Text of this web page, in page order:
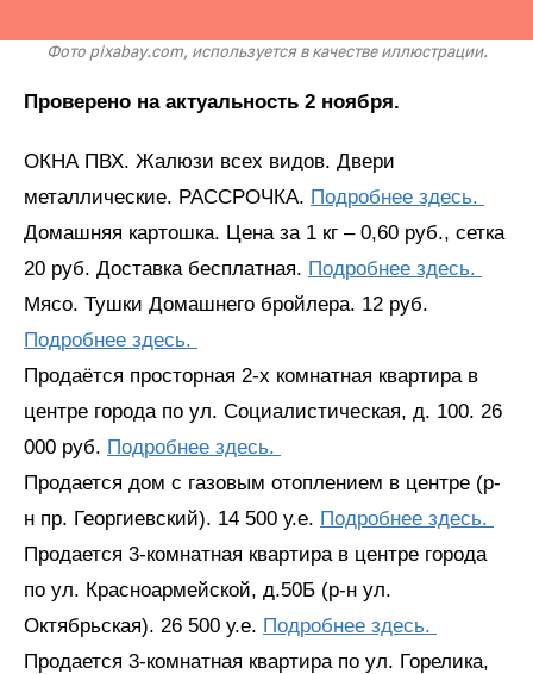
Фото pixabay.com, используется в качестве иллюстрации.
Проверено на актуальность 2 ноября.
ОКНА ПВХ. Жалюзи всех видов. Двери
металлические. РАССРОЧКА. Подробнее здесь.
Домашняя картошка. Цена за 1 кг – 0,60 руб., сетка
20 руб. Доставка бесплатная. Подробнее здесь.
Мясо. Тушки Домашнего бройлера. 12 руб.
Подробнее здесь.
Продаётся просторная 2-х комнатная квартира в
центре города по ул. Социалистическая, д. 100. 26
000 руб. Подробнее здесь.
Продается дом с газовым отоплением в центре (р-
н пр. Георгиевский). 14 500 у.е. Подробнее здесь.
Продается 3-комнатная квартира в центре города
по ул. Красноармейской, д.50Б (р-н ул.
Октябрьская). 26 500 у.е. Подробнее здесь.
Продается 3-комнатная квартира по ул. Горелика,